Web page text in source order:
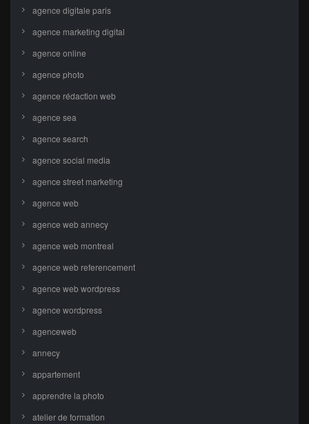
agence digitale paris
agence marketing digital
agence online
agence photo
agence rédaction web
agence sea
agence search
agence social media
agence street marketing
agence web
agence web annecy
agence web montreal
agence web referencement
agence web wordpress
agence wordpress
agenceweb
annecy
appartement
apprendre la photo
atelier de formation